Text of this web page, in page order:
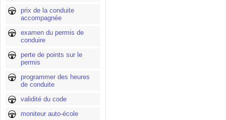
prix de la conduite
accompagnée
examen du permis de
conduire
perte de points sur le
permis
programmer des heures
de conduite
validité du code
moniteur auto-école